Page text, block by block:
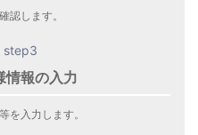
認します。
step3
情報の入力
を入力します。